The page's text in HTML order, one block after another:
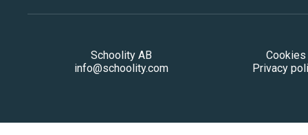
Schoolity AB
info@schoolity.com
Cookies
Privacy